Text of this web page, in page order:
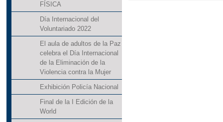
FÍSICA
Día Internacional del
Voluntariado 2022
El aula de adultos de la Paz
celebra el Día Internacional
de la Eliminación de la
Violencia contra la Mujer
Exhibición Policía Nacional
Final de la I Edición de la
World